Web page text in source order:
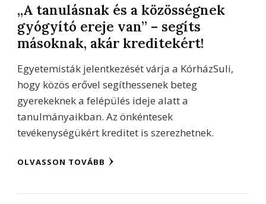
„A tanulásnak és a közösségnek
gyógyító ereje van” – segíts
másoknak, akár kreditekért!
Egyetemisták jelentkezését várja a KórházSuli,
hogy közös erővel segíthessenek beteg
gyerekeknek a felépülés ideje alatt a
tanulmányaikban. Az önkéntesek
tevékenységükért kreditet is szerezhetnek.
OLVASSON TOVÁBB